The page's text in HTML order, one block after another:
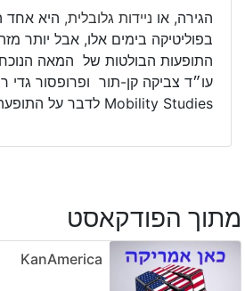
הגירה, או ניידות גלובלית, היא אחד
בפוליטיקה בימים אלו, אבל יותר
התופעות הבולטות של המאה
Mobility Studies לדבר על התופעה.
מתוך הפודקאסט
KanAmerica